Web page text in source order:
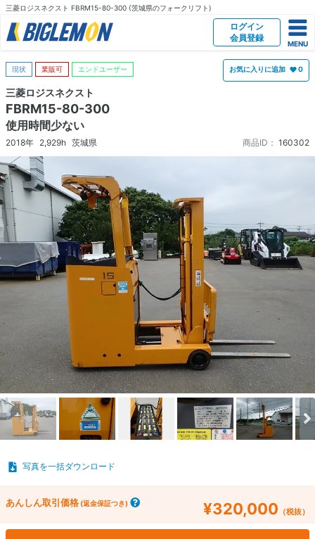
三菱ロジスネクスト FBRM15-80-300 (茨城県のフォークリフト)
ログイン
会員登録
現状 業販可 エンドユーザー お気に入りに追加 0
三菱ロジスネクスト
FBRM15-80-300
使用時間少ない
2018年 2,929h 茨城県 商品ID： 160302
写真を一括ダウンロード
あんしん取引価格 (返金保証つき) ¥320,000 （税抜）